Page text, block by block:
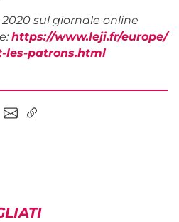
sul giornale online
https://www.leji.fr/europe/
les-patrons.html